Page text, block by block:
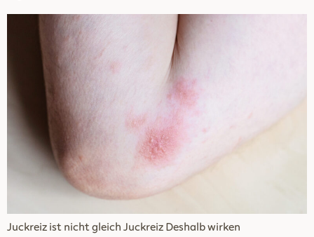
Juckreiz ist nicht gleich Juckreiz Deshalb wirken